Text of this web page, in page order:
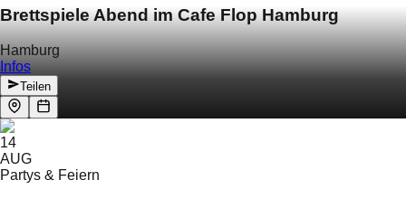
Brettspiele Abend im Cafe Flop Hamburg
Hamburg
Infos
Teilen
14
AUG
Partys & Feiern